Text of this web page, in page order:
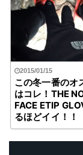
2015/01/15
この冬一番のオ
はコレ！THE
FACE ETIP
るほどイイ！！